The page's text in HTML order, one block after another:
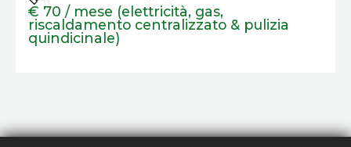
€ 70 / mese (elettricità, gas,
riscaldamento centralizzato & pulizia
quindicinale)